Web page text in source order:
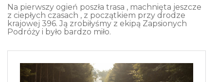
Na pierwszy ogień poszła trasa , machnięta jeszcze
z ciepłych czasach , z początkiem przy drodze
krajowej 396. Ją zrobiłyśmy z ekipą Zapsionych
Podróży i było bardzo miło.